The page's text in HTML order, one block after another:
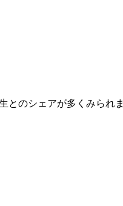
とのシェアが多くみられま